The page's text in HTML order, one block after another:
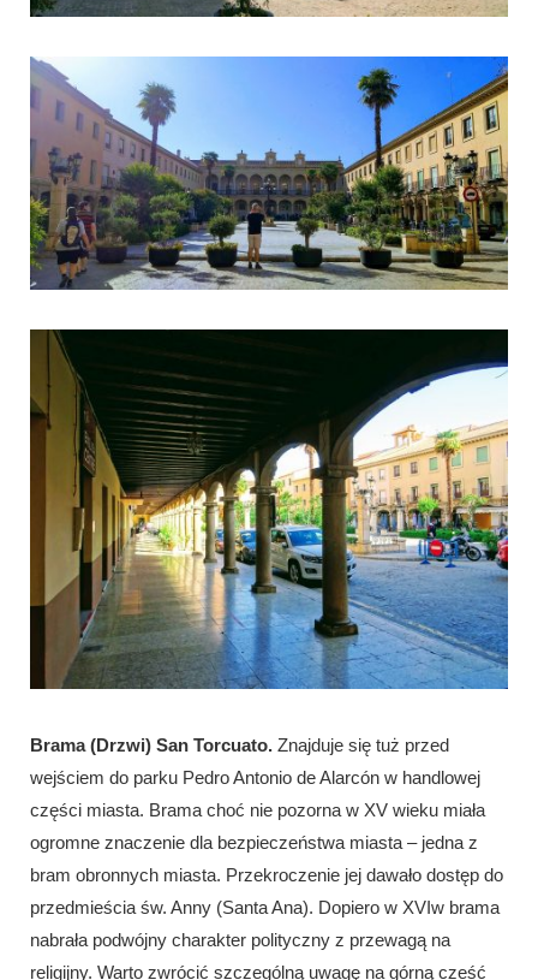
Brama (Drzwi) San Torcuato. Znajduje się tuż przed
wejściem do parku Pedro Antonio de Alarcón w handlowej
części miasta. Brama choć nie pozorna w XV wieku miała
ogromne znaczenie dla bezpieczeństwa miasta – jedna z
bram obronnych miasta. Przekroczenie jej dawało dostęp do
przedmieścia św. Anny (Santa Ana). Dopiero w XVIw brama
nabrała podwójny charakter polityczny z przewagą na
religijny. Warto zwrócić szczególną uwagę na górną cześć